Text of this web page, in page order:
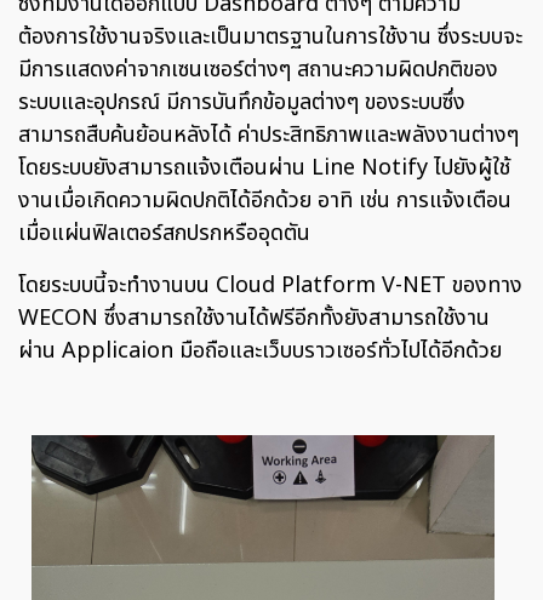
ต้องการใช้งานจริงและเป็นมาตรฐานในการใช้งาน ซึ่งระบบจะ
มีการแสดงค่าจากเซนเซอร์ต่างๆ สถานะความผิดปกติของ
ระบบและอุปกรณ์ มีการบันทึกข้อมูลต่างๆ ของระบบซึ่ง
สามารถสืบค้นย้อนหลังได้ ค่าประสิทธิภาพและพลังงานต่างๆ
โดยระบบยังสามารถแจ้งเตือนผ่าน Line Notify ไปยังผู้ใช้
งานเมื่อเกิดความผิดปกติได้อีกด้วย อาทิ เช่น การแจ้งเตือน
เมื่อแผ่นฟิลเตอร์สกปรกหรืออุดตัน
โดยระบบนี้จะทำงานบน Cloud Platform V-NET ของทาง
WECON ซึ่งสามารถใช้งานได้ฟรีอีกทั้งยังสามารถใช้งาน
ผ่าน Applicaion มือถือและเว็บบราวเซอร์ทั่วไปได้อีกด้วย